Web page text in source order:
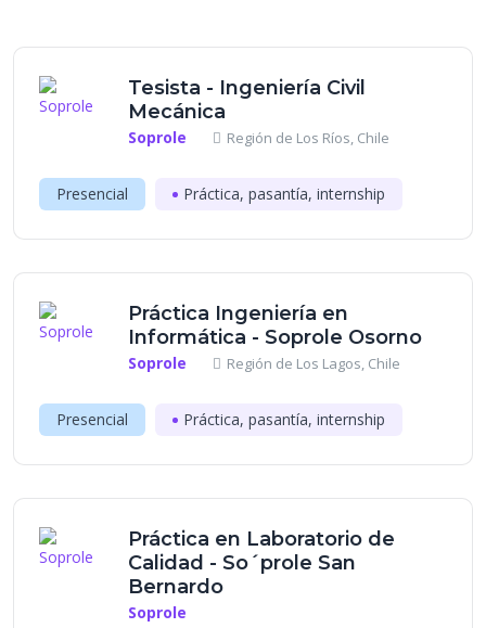
Tesista - Ingeniería Civil
Mecánica
Soprole Región de Los Ríos, Chile
Presencial Práctica, pasantía, internship
Práctica Ingeniería en
Informática - Soprole Osorno
Soprole Región de Los Lagos, Chile
Presencial Práctica, pasantía, internship
Práctica en Laboratorio de
Calidad - So´prole San
Bernardo
Soprole